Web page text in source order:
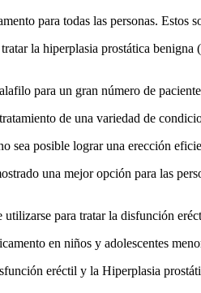
para todas las personas.
la hiperplasia prostática
para un gran número de
de una variedad de
sea posible lograr una erección
una mejor opción para las
utilizarse para tratar la disfunción
en niños y adolescentes
eréctil y la Hiperplasia